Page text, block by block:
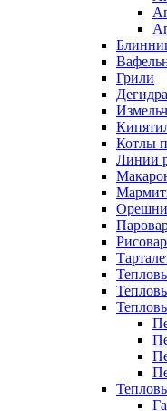
Грили
Котлы
Линии